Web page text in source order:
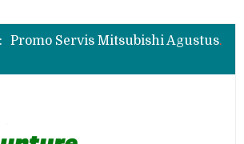
Bukan Cuma Layar 14,6 Inci, Ini Fitur Pintar Changan Nevo Q05 yang Dibanderol Rp309 Juta
Promo Servis Mitsubishi Agustus 2026, Ada Diskon ESP dan Bodi & Cat Kilau Merdeka
Bukan Cuma Layar 14,6 Inci, Ini Fitur Pintar Changan Nevo Q05 yang Dibanderol Rp309 Juta